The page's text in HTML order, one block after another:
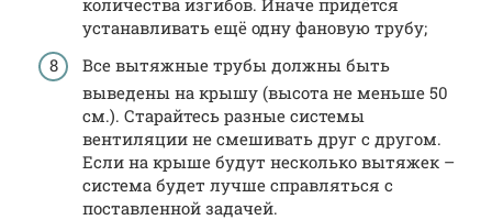
количества изгибов. Иначе придётся
устанавливать ещё одну фановую трубу;
Все вытяжные трубы должны быть
выведены на крышу (высота не меньше 50
см.). Старайтесь разные системы
вентиляции не смешивать друг с другом.
Если на крыше будут несколько вытяжек –
система будет лучше справляться с
поставленной задачей.